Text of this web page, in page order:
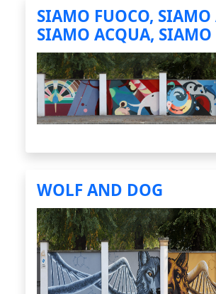
SIAMO FUOCO, SIAMO
SIAMO ACQUA, SIAMO
WOLF AND DOG